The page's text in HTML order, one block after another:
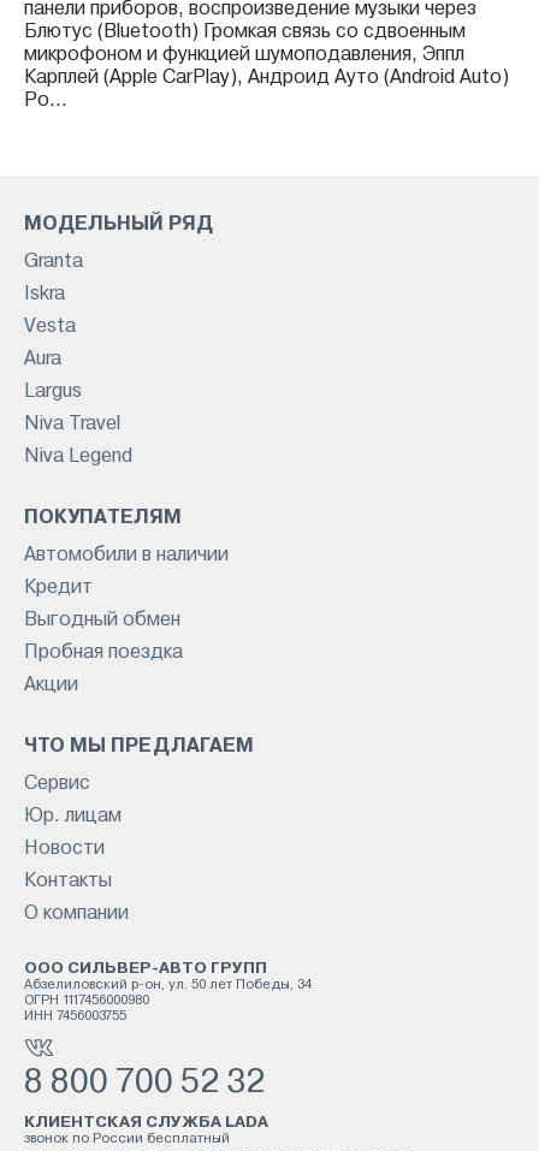
панели приборов, воспроизведение музыки через
Блютус (Bluetooth) Громкая связь со сдвоенным
микрофоном и функцией шумоподавления, Эппл
Карплей (Apple CarPlay), Андроид Ауто (Android Auto)
Ро...
МОДЕЛЬНЫЙ РЯД
Granta
Iskra
Vesta
Aura
Largus
Niva Travel
Niva Legend
ПОКУПАТЕЛЯМ
Автомобили в наличии
Кредит
Выгодный обмен
Пробная поездка
Акции
ЧТО МЫ ПРЕДЛАГАЕМ
Сервис
Юр. лицам
Новости
Контакты
О компании
ООО СИЛЬВЕР-АВТО ГРУПП
Абзелиловский р-он, ул. 50 лет Победы, 34
ОГРН 1117456000980
ИНН 7456003755
8 800 700 52 32
КЛИЕНТСКАЯ СЛУЖБА LADA
звонок по России бесплатный